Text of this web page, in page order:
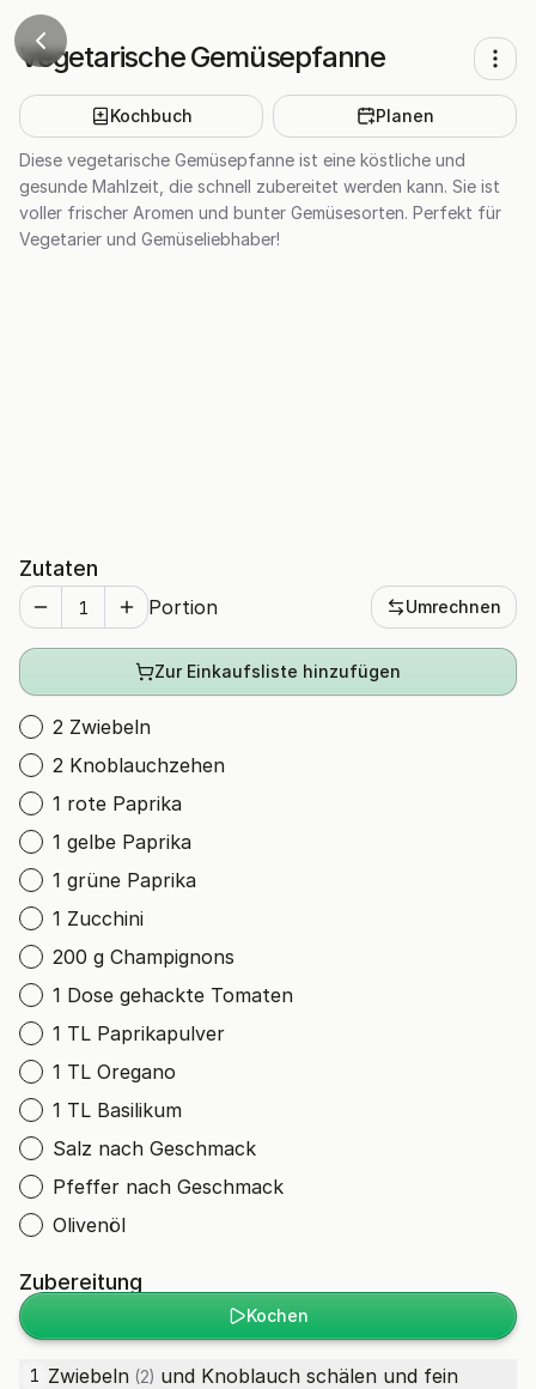
Vegetarische Gemüsepfanne
Kochbuch Planen
Diese vegetarische Gemüsepfanne ist eine köstliche und
gesunde Mahlzeit, die schnell zubereitet werden kann. Sie ist
voller frischer Aromen und bunter Gemüsesorten. Perfekt für
Vegetarier und Gemüseliebhaber!
Zutaten
Portion Umrechnen
Zur Einkaufsliste hinzufügen
2 Zwiebeln
2 Knoblauchzehen
1 rote Paprika
1 gelbe Paprika
1 grüne Paprika
1 Zucchini
200 g Champignons
1 Dose gehackte Tomaten
1 TL Paprikapulver
1 TL Oregano
1 TL Basilikum
Salz nach Geschmack
Pfeffer nach Geschmack
Olivenöl
Zubereitung
Kochen
1 Zwiebeln (2) und Knoblauch schälen und fein